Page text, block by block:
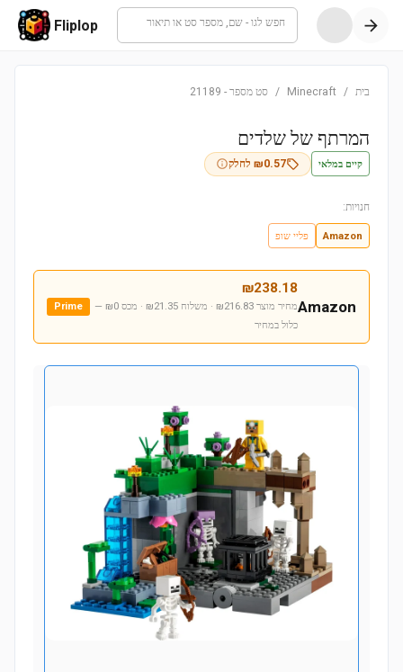
חפש לגו - שם, מספר סט או תיאור Fliplop
בית /
Minecraft
/ סט מספר -
21189
המרתף של שלדים
קיים במלאי ₪0.57 לחלק
חנויות:
Amazon פליי שופ
Amazon
₪238.18
מחיר מוצר ₪216.83 · משלוח ₪21.35 · מכס ₪0
—
כלול במחיר
Prime